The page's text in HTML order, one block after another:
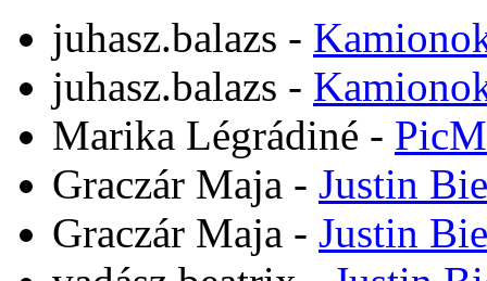
juhasz.balazs -
juhasz.balazs -
Marika Légrádiné -
Graczár Maja - Justin
Graczár Maja - Justin